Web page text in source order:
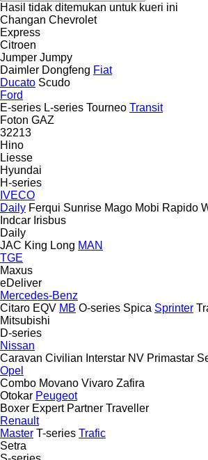
Hasil tidak ditemukan untuk kueri ini
Changan Chevrolet
Express
Citroen
Jumper Jumpy
Daimler Dongfeng Fiat
Ducato Scudo
Ford
E-series L-series Tourneo Transit
Foton GAZ
32213
Hino
Liesse
Hyundai
H-series
IVECO
Daily Ferqui Sunrise Mago Mobi Rapido
Indcar Irisbus
Daily
JAC King Long MAN
TGE
Maxus
eDeliver
Mercedes-Benz
Citaro EQV MB O-series Spica Sprinter
Mitsubishi
D-series
Nissan
Caravan Civilian Interstar NV Primastar
Opel
Combo Movano Vivaro Zafira
Otokar Peugeot
Boxer Expert Partner Traveller
Renault
Master T-series Trafic
Setra